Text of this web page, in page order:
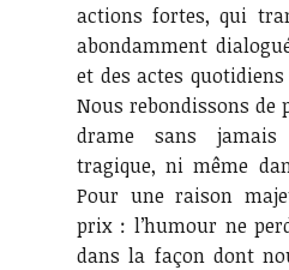
actions fortes, qui
abondamment
et des actes
Nous rebondissons de
drame sans
tragique, ni même
Pour une raison
prix : l’humour ne
dans la façon dont